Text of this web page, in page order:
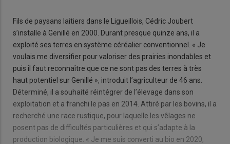
Fils de paysans laitiers dans le Ligueillois, Cédric Joubert
s’installe à Genillé en 2000. Durant presque quinze ans, il a
exploité ses terres en système céréalier conventionnel. « Je
voulais me diversifier pour valoriser des prairies inondables et
puis il faut reconnaître que ce ne sont pas des terres à très
haut potentiel sur Genillé », introduit l’agriculteur de 46 ans.
Déterminé, il a souhaité réintégrer de l’élevage dans son
exploitation et a franchi le pas en 2014. Attiré par les bovins, il a
recherché une race rustique, pour laquelle les vêlages ne
posent pas de difficultés particulières et qui s’adapte à la
production biologique. « Je me suis converti au bio en 2020,